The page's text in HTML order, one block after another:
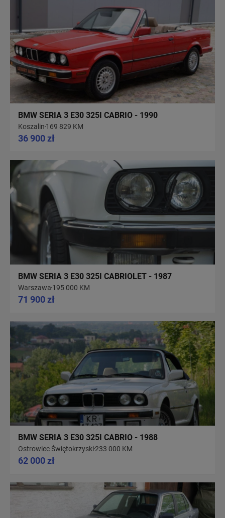
BMW SERIA 3 E30 325I CABRIO - 1990
Koszalin 169 829 KM
36 900 zł
BMW SERIA 3 E30 325I CABRIOLET - 1987
Warszawa 195 000 KM
71 900 zł
BMW SERIA 3 E30 325I CABRIO - 1988
Ostrowiec Świętokrzyski233 000 KM
62 000 zł